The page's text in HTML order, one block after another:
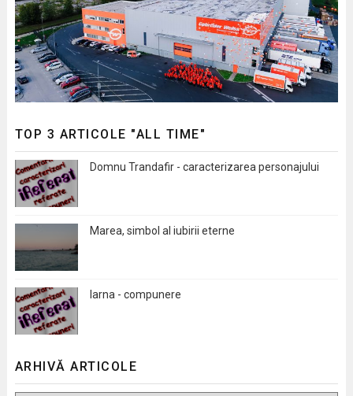
TOP 3 ARTICOLE "ALL TIME"
Domnu Trandafir - caracterizarea personajului
Marea, simbol al iubirii eterne
Iarna - compunere
ARHIVĂ ARTICOLE